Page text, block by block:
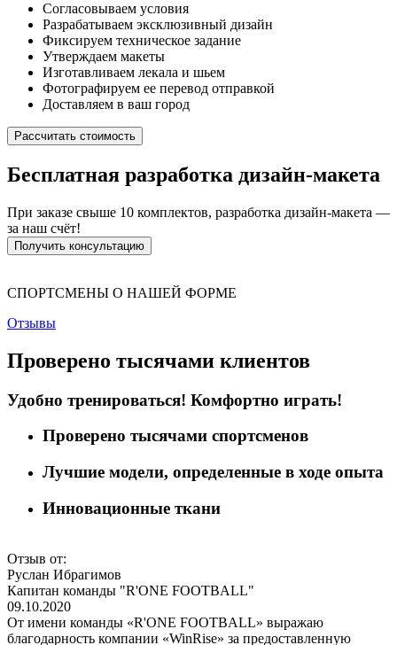
Согласовываем условия
Разрабатываем эксклюзивный дизайн
Фиксируем техническое задание
Утверждаем макеты
Изготавливаем лекала и шьем
Фотографируем ее перевод отправкой
Доставляем в ваш город
Рассчитать стоимость
Бесплатная разработка дизайн-макета
При заказе свыше 10 комплектов, разработка дизайн-макета —
за наш счёт!
Получить консультацию
СПОРТСМЕНЫ О НАШЕЙ ФОРМЕ
Отзывы
Проверено тысячами клиентов
Удобно тренироваться! Комфортно играть!
Проверено тысячами спортсменов
Лучшие модели, определенные в ходе опыта
Инновационные ткани
Отзыв от:
Руслан Ибрагимов
Капитан команды "R'ONE FOOTBALL"
09.10.2020
От имени команды «R'ONE FOOTBALL» выражаю
благодарность компании «WinRise» за предоставленную